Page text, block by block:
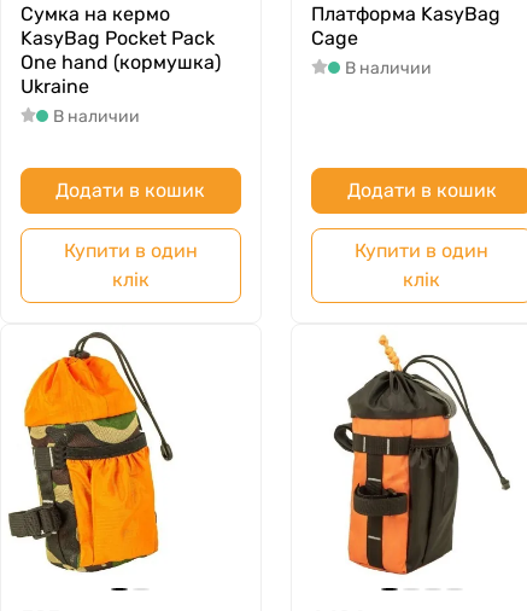
Сумка на кермо
KasyBag Pocket Pack
One hand (кормушка)
Ukraine
В наличии
Додати в кошик
Купити в один
клік
Платформа KasyBag
Cage
В наличии
Додати в кошик
Купити в один
клік